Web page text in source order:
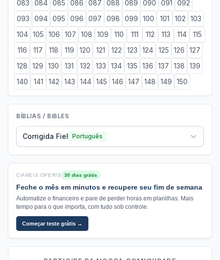
083
084 085 086 087 088 089 090 091
092
093
094 095 096 097 098 099 100 101 102
103
104 105 106 107 108 109 110 111 112 113 114
115
116
117 118 119 120 121 122 123 124 125 126
127
128
129 130 131 132 133 134 135 136 137 138
139
140
141 142 143 144 145 146 147 148 149 150
BÍBLIAS / BIBLES
Corrigida Fiel Português
CIAREIS OPERIS 30 dias grátis
Feche o mês em minutos e recupere seu fim de semana
Automatize o financeiro e pare de perder horas em planilhas. Mais
tempo para o que importa, com tudo sob controle.
Começar teste grátis →